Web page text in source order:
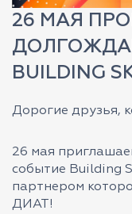
26 МАЯ
BUILDING
Дорогие друзья,
26 мая
событие Building
партнером
ДИАТ!